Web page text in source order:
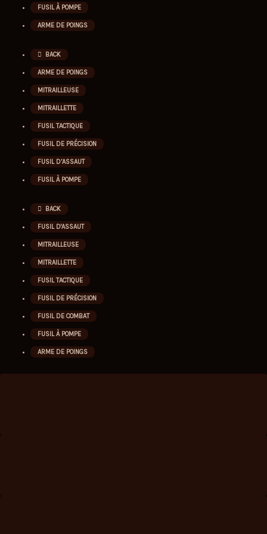
FUSIL À POMPE
ARME DE POINGS
BACK
ARME DE POINGS
MITRAILLEUSE
MITRAILLETTE
FUSIL TACTIQUE
FUSIL DE PRÉCISION
FUSIL D’ASSAUT
FUSIL À POMPE
BACK
FUSIL D'ASSAUT
MITRAILLEUSE
MITRAILLETTE
FUSIL TACTIQUE
FUSIL DE PRÉCISION
FUSIL DE COMBAT
FUSIL À POMPE
ARME DE POINGS